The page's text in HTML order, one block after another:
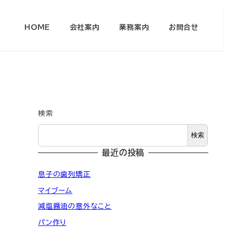
HOME 会社案内 業務案内 お問合せ
検索
検索
最近の投稿
息子の歯列矯正
マイブーム
減塩醤油の意外なこと
パン作り